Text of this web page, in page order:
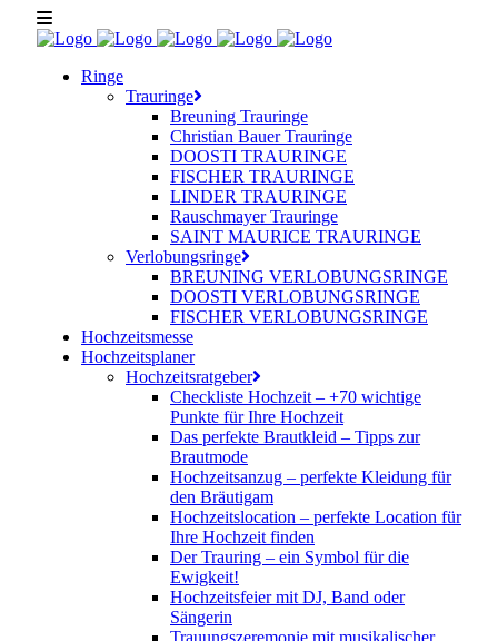
Ringe
Trauringe
Breuning Trauringe
Christian Bauer Trauringe
DOOSTI TRAURINGE
FISCHER TRAURINGE
LINDER TRAURINGE
Rauschmayer Trauringe
SAINT MAURICE TRAURINGE
Verlobungsringe
BREUNING VERLOBUNGSRINGE
DOOSTI VERLOBUNGSRINGE
FISCHER VERLOBUNGSRINGE
Hochzeitsmesse
Hochzeitsplaner
Hochzeitsratgeber
Checkliste Hochzeit – +70 wichtige
Punkte für Ihre Hochzeit
Das perfekte Brautkleid – Tipps zur
Brautmode
Hochzeitsanzug – perfekte Kleidung für
den Bräutigam
Hochzeitslocation – perfekte Location für
Ihre Hochzeit finden
Der Trauring – ein Symbol für die
Ewigkeit!
Hochzeitsfeier mit DJ, Band oder
Sängerin
Trauungszeremonie mit musikalischer